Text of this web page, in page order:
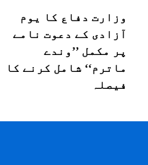
وزارت دفاع کا یوم
آزادی کے دعوت نامے
پر مکمل ’’وندے
ماترم‘‘ شامل کرنے کا
فیصلہ